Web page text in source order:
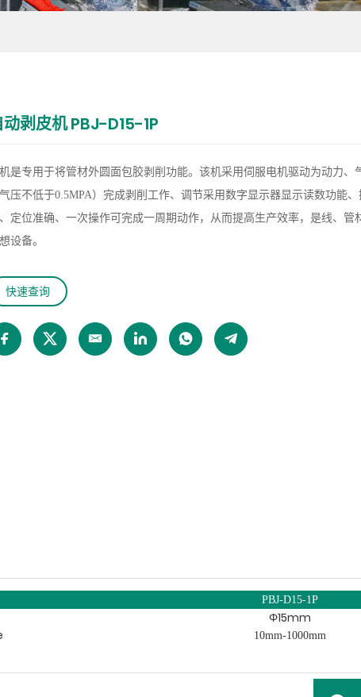
动剥皮机 PBJ-D15-1P
是专用于将管材外圆面包胶剥削功能。该机采用伺服电机驱动为动力、
气压不低于0.5MPA）完成剥削工作、调节采用数字显示器显示读数功能
定位准确、一次操作可完成一周期动作，从而提高生产效率，是线、管
设备。
快速查询
PBJ-D15-1P
Φ15mm
10mm-1000mm